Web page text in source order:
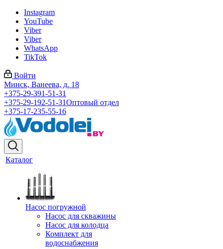
Instagram
YouTube
Viber
Viber
WhatsApp
TikTok
Войти
Минск, Ванеева, д. 18
+375-29-391-51-31
+375-29-192-51-31Оптовый отдел
+375-17-235-55-16
Каталог
Насос погружной
Насос для скважины
Насос для колодца
Комплект для
водоснабжения